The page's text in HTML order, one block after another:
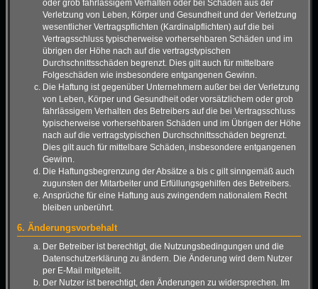
oder grob fahrlässigem Verhalten oder bei Schäden aus der
Verletzung von Leben, Körper und Gesundheit und der Verletzung
wesentlicher Vertragspflichten (Kardinalpflichten) auf die bei
Vertragsschluss typischerweise vorhersehbaren Schäden und im
übrigen der Höhe nach auf die vertragstypischen
Durchschnittsschäden begrenzt. Dies gilt auch für mittelbare
Folgeschäden wie insbesondere entgangenen Gewinn.
Die Haftung ist gegenüber Unternehmern außer bei der Verletzung
von Leben, Körper und Gesundheit oder vorsätzlichem oder grob
fahrlässigem Verhalten des Betreibers auf die bei Vertragsschluss
typischerweise vorhersehbaren Schäden und im Übrigen der Höhe
nach auf die vertragstypischen Durchschnittsschäden begrenzt.
Dies gilt auch für mittelbare Schäden, insbesondere entgangenen
Gewinn.
Die Haftungsbegrenzung der Absätze a bis c gilt sinngemäß auch
zugunsten der Mitarbeiter und Erfüllungsgehilfen des Betreibers.
Ansprüche für eine Haftung aus zwingendem nationalem Recht
bleiben unberührt.
6. Änderungsvorbehalt
Der Betreiber ist berechtigt, die Nutzungsbedingungen und die
Datenschutzerklärung zu ändern. Die Änderung wird dem Nutzer
per E-Mail mitgeteilt.
Der Nutzer ist berechtigt, den Änderungen zu widersprechen. Im